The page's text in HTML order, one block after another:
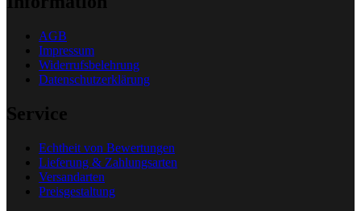
AGB
Impressum
Widerrufsbelehrung
Datenschutzerklärung
Service
Echtheit von Bewertungen
Lieferung & Zahlungsarten
Versandarten
Preisgestaltung